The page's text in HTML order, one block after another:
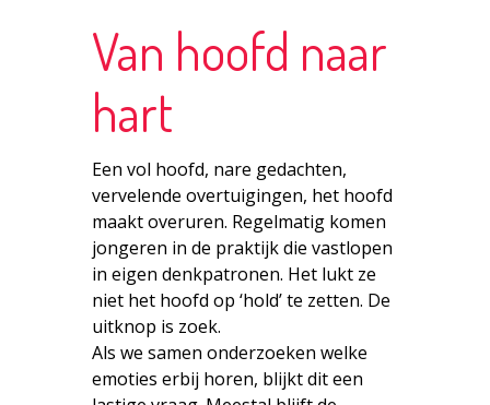
Van hoofd naar
hart
Een vol hoofd, nare gedachten,
vervelende overtuigingen, het hoofd
maakt overuren. Regelmatig komen
jongeren in de praktijk die vastlopen
in eigen denkpatronen. Het lukt ze
niet het hoofd op ‘hold’ te zetten. De
uitknop is zoek.
Als we samen onderzoeken welke
emoties erbij horen, blijkt dit een